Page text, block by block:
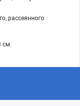
рассеянного